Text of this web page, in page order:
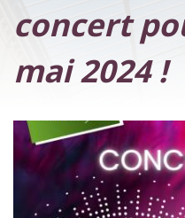
concert
mai 2024 !